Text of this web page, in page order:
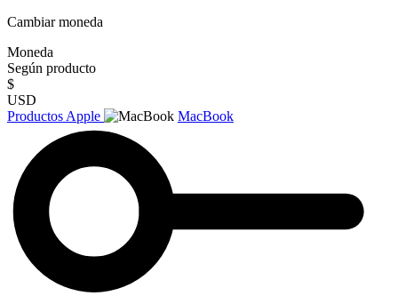
Cambiar moneda
Moneda
Según producto
$
USD
Productos Apple
MacBook